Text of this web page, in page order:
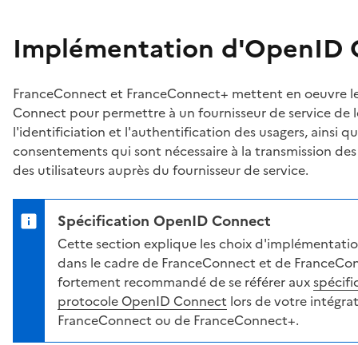
Implémentation d'OpenID
FranceConnect et FranceConnect+ mettent en oeuvre
Connect pour permettre à un fournisseur de service de
l'identificiation et l'authentification des usagers, ainsi
consentements qui sont nécessaire à la transmission
des utilisateurs auprès du fournisseur de service.
Spécification OpenID Connect
Cette section explique les choix
dans le cadre de FranceConnect et de
fortement recommandé de se référer aux
protocole OpenID Connect lors de votre
FranceConnect ou de FranceConnect+.